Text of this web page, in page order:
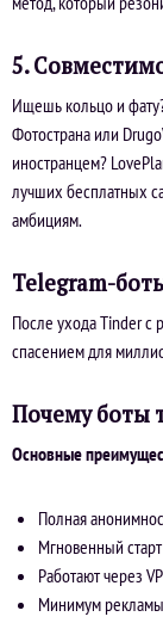
5.
Ищешь кольцо и
Фотострана или
иностранцем?
лучших бесплатных
амбициям.
Telegram-
После ухода Tinder с
спасением для
Почему боты
Основные
Полная
Мгновенный
Работают через
Минимум